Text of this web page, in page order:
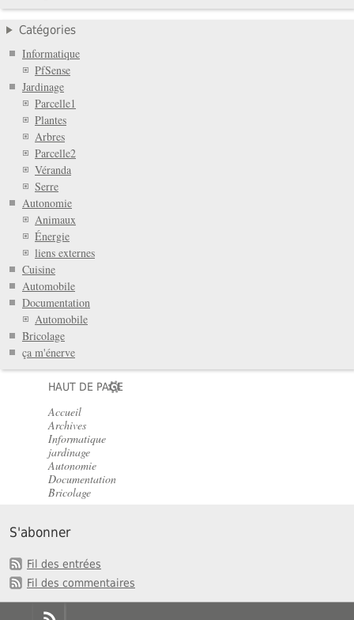
Catégories
Informatique
PfSense
Jardinage
Parcelle1
Plantes
Arbres
Parcelle2
Véranda
Serre
Autonomie
Animaux
Énergie
liens externes
Cuisine
Automobile
Documentation
Automobile
Bricolage
ça m'énerve
HAUT DE PAGE
Accueil
Archives
Informatique
jardinage
Autonomie
Documentation
Bricolage
S'abonner
Fil des entrées
Fil des commentaires